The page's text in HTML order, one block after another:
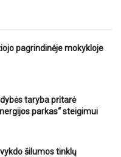
pagrindinėje mokykloje
taryba pritarė
parkas“ steigimui
šilumos tinklų